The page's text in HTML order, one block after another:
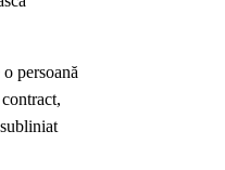
persoană